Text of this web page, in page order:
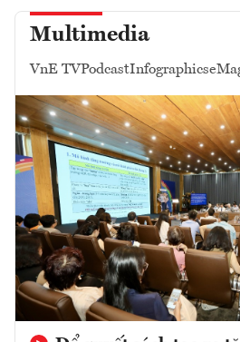
Multimedia
VnE TVPodcastInfographics